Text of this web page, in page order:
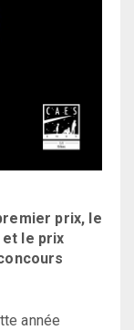
prix, le
le prix
année